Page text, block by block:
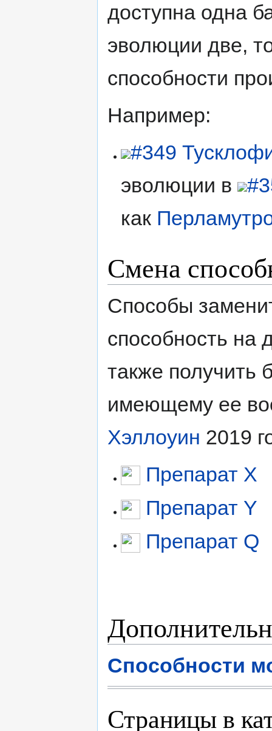
доступна одна
эволюции две,
способности
Например:
#349
эволюции в
как
Смена
Способы
способность на
также получить
имеющему ее
Хэллоуин 2019
Препарат X
Препарат Y
Препарат Q
Способности
Страницы в